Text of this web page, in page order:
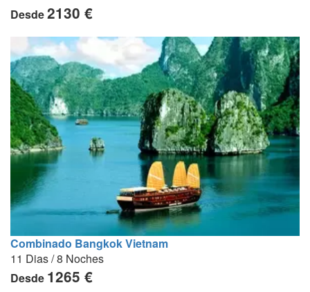
Desde2130 €
Combinado Bangkok Vietnam
11 Dias / 8 Noches
Desde 1265 €